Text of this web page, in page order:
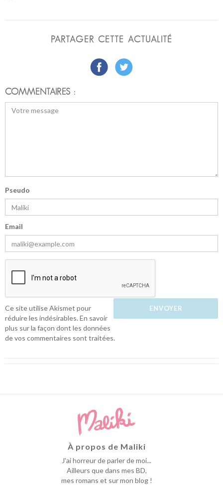
PARTAGER CETTE ACTUALITÉ
COMMENTAIRES :
Pseudo
Email
Ce site utilise Akismet pour
réduire les indésirables.En savoir
plus sur la façon dont les données
de vos commentaires sont traitées.
À propos de Maliki
J'ai horreur de parler de moi...
Ailleurs que dans mes BD,
mes romans et sur mon blog !